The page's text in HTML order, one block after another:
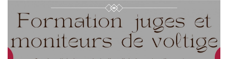
de
formation
des
talents